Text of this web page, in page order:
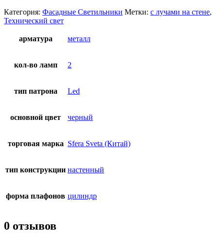
Категория: Фасадные Светильники Метки: с лучами на стене,
Технический свет
арматура металл
кол-во ламп 2
тип патрона Led
основной цвет черный
торговая марка Sfera Sveta (Китай)
тип конструкции настенный
форма плафонов цилиндр
0 отзывов